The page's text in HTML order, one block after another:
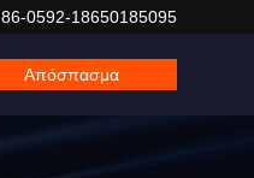
86-0592-18650185095
Απόσπασμα